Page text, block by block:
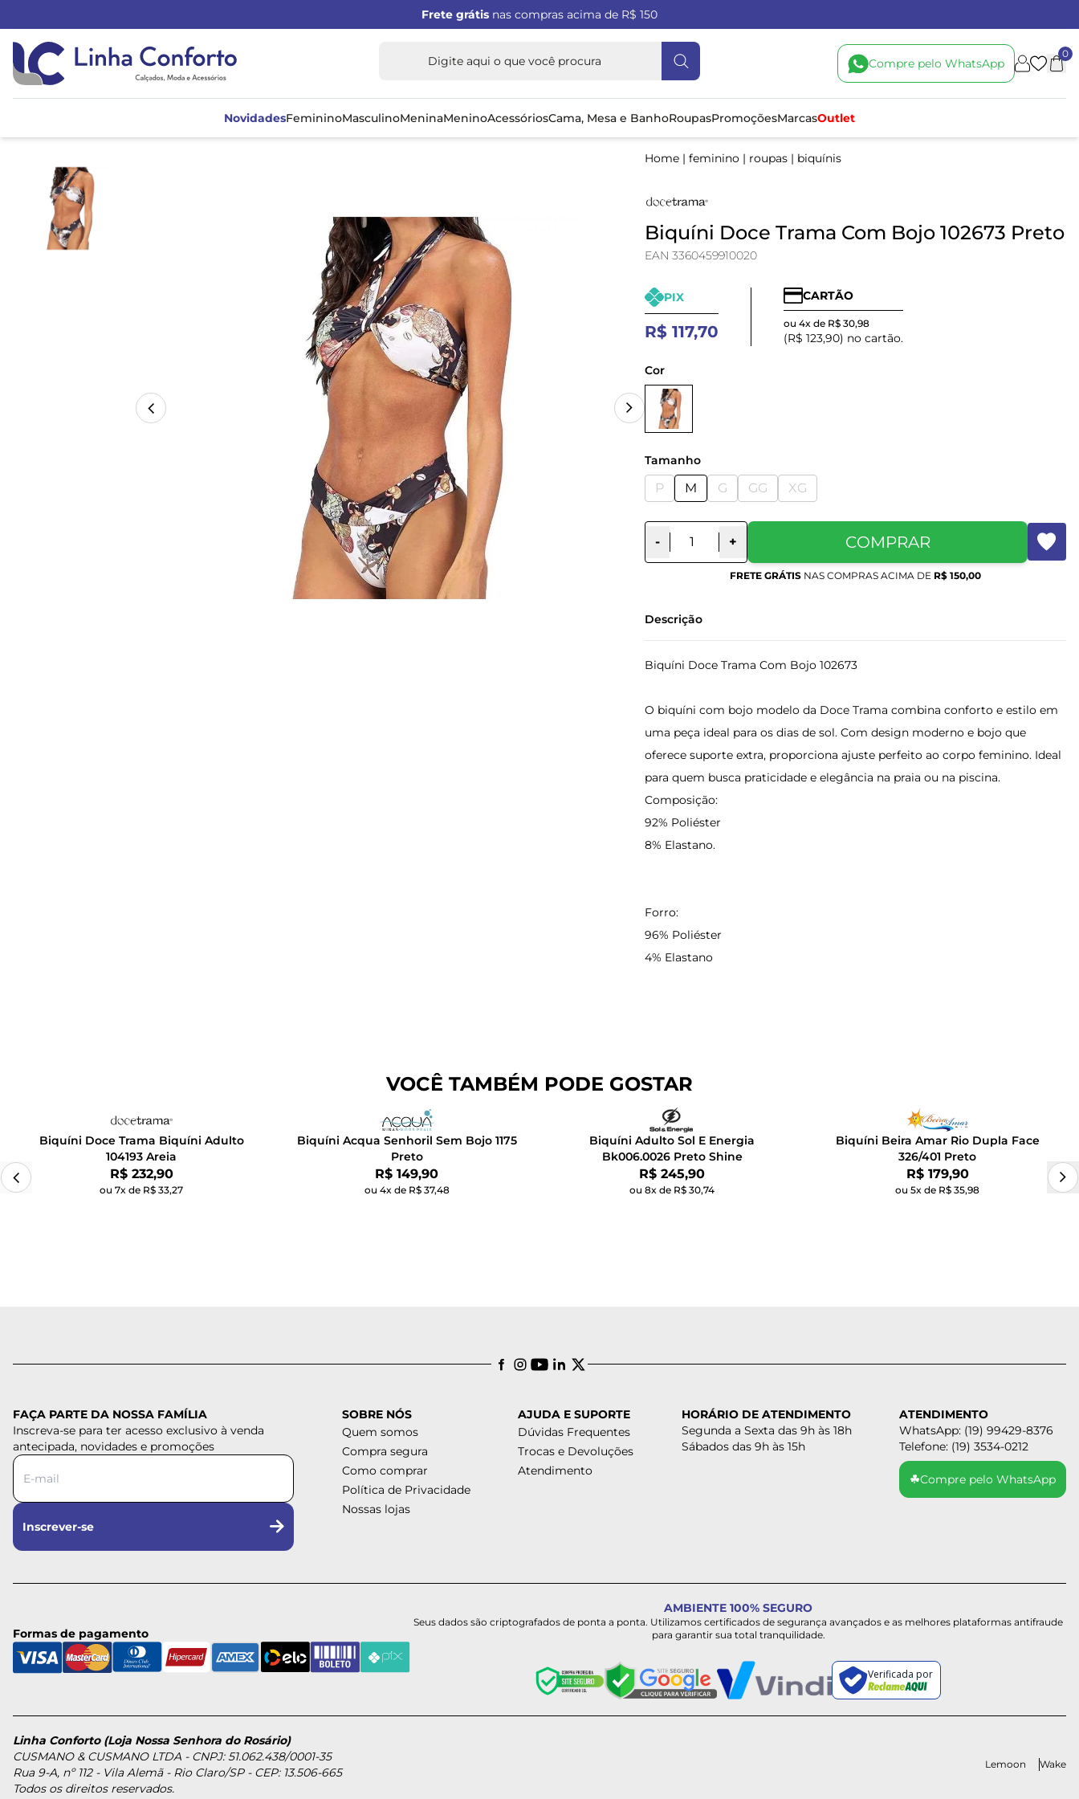
Frete grátis nas compras acima de R$ 150
Linha
Compre pelo WhatsApp
0
NovidadesFemininoMasculinoMeninaMeninoAcessóriosCama, Mesa e BanhoRoupasPromoçõesMarcasOutlet
Home |feminino | roupas | biquínis
Biquíni Doce Trama Com Bojo 102673 Preto
EAN 3360459910020
PIX
R$ 117,70
CARTÃO
ou 4x de R$ 30,98
(R$ 123,90) no cartão.
Cor
Tamanho
P M G GG XG
- + COMPRAR
FRETE GRÁTIS NAS COMPRAS ACIMA DE R$ 150,00
Descrição
Biquíni Doce Trama Com Bojo 102673
O biquíni com bojo modelo da Doce Trama combina conforto e estilo em
uma peça ideal para os dias de sol. Com design moderno e bojo que
oferece suporte extra, proporciona ajuste perfeito ao corpo feminino. Ideal
para quem busca praticidade e elegância na praia ou na piscina.
Composição:
92% Poliéster
8% Elastano.
Forro:
96% Poliéster
4% Elastano
VOCÊ TAMBÉM PODE GOSTAR
Biquíni Doce Trama Biquíni Adulto
104193 Areia
Por:
R$ 232,90
ou 7x de R$ 33,27
Biquíni Acqua Senhoril Sem Bojo 1175
Preto
Por:
R$ 149,90
ou 4x de R$ 37,48
Biquíni Adulto Sol E Energia
Bk006.0026 Preto Shine
Por:
R$ 245,90
ou 8x de R$ 30,74
Biquíni Beira Amar Rio Dupla Face
326/401 Preto
Por:
R$ 179,90
ou 5x de R$ 35,98
FAÇA PARTE DA NOSSA FAMÍLIA
Inscreva-se para ter acesso exclusivo à venda
antecipada, novidades e promoções
Inscrever-se
SOBRE NÓS
Quem somos
Compra segura
Como comprar
Política de Privacidade
Nossas lojas
AJUDA E SUPORTE
Dúvidas Frequentes
Trocas e Devoluções
Atendimento
HORÁRIO DE ATENDIMENTO
Segunda a Sexta das 9h às 18h
Sábados das 9h às 15h
ATENDIMENTO
WhatsApp: (19) 99429-8376
Telefone: (19) 3534-0212
☘Compre pelo WhatsApp
Formas de pagamento
AMBIENTE 100% SEGURO
Seus dados são criptografados de ponta a ponta. Utilizamos certificados de segurança avançados e as melhores plataformas antifraude
para garantir sua total tranquilidade.
Verificada por
Linha Conforto (Loja Nossa Senhora do Rosário)
CUSMANO & CUSMANO LTDA - CNPJ: 51.062.438/0001-35
Rua 9-A, nº 112 - Vila Alemã - Rio Claro/SP - CEP: 13.506-665
Todos os direitos reservados.
Lemoon Wake